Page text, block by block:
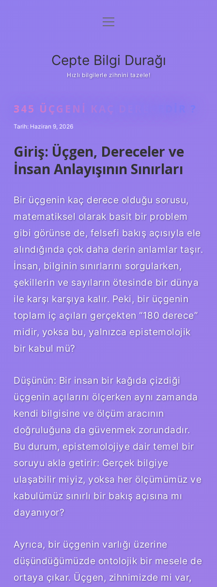
Anasayfa
Yasal Uyarı
menüyü
Cepte Bilgi Durağı
Hızlı bilgilerle zihnini tazele!
345 ÜÇGENI KAÇ DERECEDIR ?
Tarih: Haziran 9, 2026
Giriş: Üçgen, Dereceler ve
İnsan Anlayışının Sınırları
Bir üçgenin kaç derece olduğu sorusu,
matematiksel olarak basit bir problem
gibi görünse de, felsefi bakış açısıyla ele
alındığında çok daha derin anlamlar taşır.
İnsan, bilginin sınırlarını sorgularken,
şekillerin ve sayıların ötesinde bir dünya
ile karşı karşıya kalır. Peki, bir üçgenin
toplam iç açıları gerçekten “180 derece”
midir, yoksa bu, yalnızca epistemolojik
bir kabul mü?
Düşünün: Bir insan bir kağıda çizdiği
üçgenin açılarını ölçerken aynı zamanda
kendi bilgisine ve ölçüm aracının
doğruluğuna da güvenmek zorundadır.
Bu durum, epistemolojiye dair temel bir
soruyu akla getirir: Gerçek bilgiye
ulaşabilir miyiz, yoksa her ölçümümüz ve
kabulümüz sınırlı bir bakış açısına mı
dayanıyor?
Ayrıca, bir üçgenin varlığı üzerine
düşündüğümüzde ontolojik bir mesele de
ortaya çıkar. Üçgen, zihnimizde mi var,